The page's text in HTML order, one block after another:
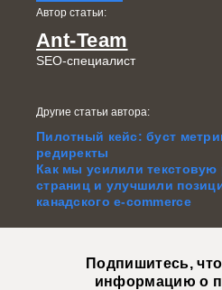
Автор статьи:
Ant-Team
SEO-специалист
Другие статьи автора:
Пилотный кейс: буст
редиректы
Как мы усилили текстовую
страниц и улучшили
канадского e-commerce
Подпишитесь,
информацию о